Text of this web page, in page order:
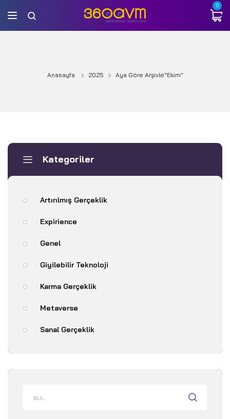
0
Anasayfa 2025 Aya Göre Arşivle"Ekim"
Kategoriler
Artırılmış Gerçeklik
Expirience
Genel
Giyilebilir Teknoloji
Karma Gerçeklik
Metaverse
Sanal Gerçeklik